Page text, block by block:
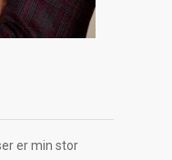
er min stor